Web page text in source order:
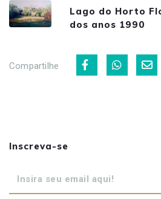
Lago do Horto
dos anos 1990
Compartilhe
Inscreva-se